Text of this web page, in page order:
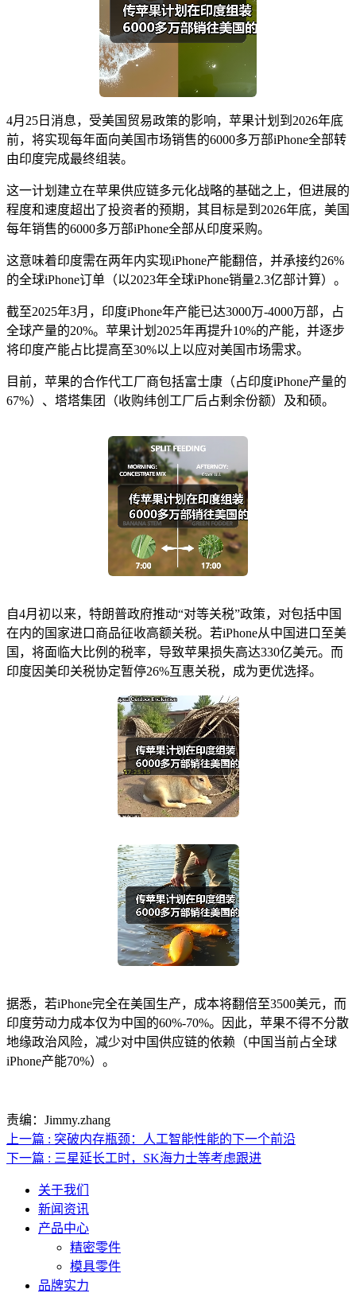
4月25日消息，受美国贸易政策的影响，苹果计划到2026年底
前，将实现每年面向美国市场销售的6000多万部iPhone全部转
由印度完成最终组装。
这一计划建立在苹果供应链多元化战略的基础之上，但进展的
程度和速度超出了投资者的预期，其目标是到2026年底，美国
每年销售的6000多万部iPhone全部从印度采购。
这意味着印度需在两年内实现iPhone产能翻倍，并承接约26%
的全球iPhone订单（以2023年全球iPhone销量2.3亿部计算）。
截至2025年3月，印度iPhone年产能已达3000万-4000万部，占
全球产量的20%。苹果计划2025年再提升10%的产能，并逐步
将印度产能占比提高至30%以上以应对美国市场需求。
目前，苹果的合作代工厂商包括富士康（占印度iPhone产量的
67%）、塔塔集团（收购纬创工厂后占剩余份额）及和硕。
自4月初以来，特朗普政府推动“对等关税”政策，对包括中国
在内的国家进口商品征收高额关税。若iPhone从中国进口至美
国，将面临大比例的税率，导致苹果损失高达330亿美元。而
印度因美印关税协定暂停26%互惠关税，成为更优选择。
据悉，若iPhone完全在美国生产，成本将翻倍至3500美元，而
印度劳动力成本仅为中国的60%-70%。因此，苹果不得不分散
地缘政治风险，减少对中国供应链的依赖（中国当前占全球
iPhone产能70%）。
责编：Jimmy.zhang
上一篇 : 突破内存瓶颈：人工智能性能的下一个前沿
下一篇 : 三星延长工时，SK海力士等考虑跟进
关于我们
新闻资讯
产品中心
精密零件
模具零件
品牌实力